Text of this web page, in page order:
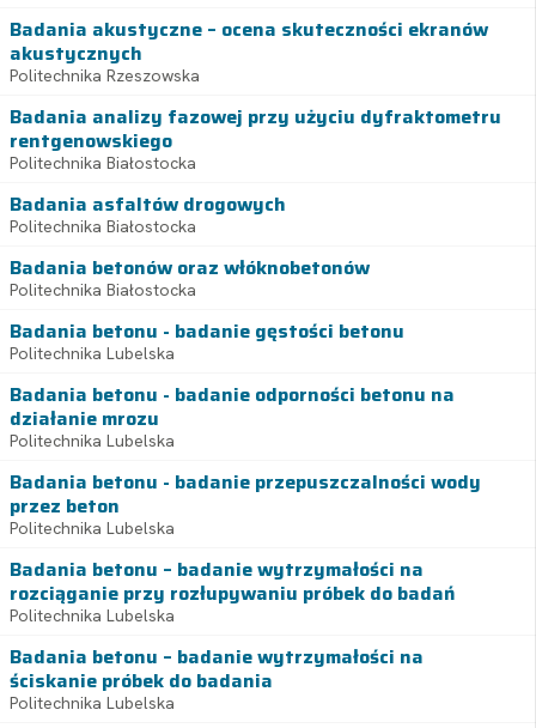
Badania akustyczne – ocena skuteczności ekranów
akustycznych
Politechnika Rzeszowska
Badania analizy fazowej przy użyciu dyfraktometru
rentgenowskiego
Politechnika Białostocka
Badania asfaltów drogowych
Politechnika Białostocka
Badania betonów oraz włóknobetonów
Politechnika Białostocka
Badania betonu - badanie gęstości betonu
Politechnika Lubelska
Badania betonu - badanie odporności betonu na
działanie mrozu
Politechnika Lubelska
Badania betonu - badanie przepuszczalności wody
przez beton
Politechnika Lubelska
Badania betonu – badanie wytrzymałości na
rozciąganie przy rozłupywaniu próbek do badań
Politechnika Lubelska
Badania betonu – badanie wytrzymałości na
ściskanie próbek do badania
Politechnika Lubelska